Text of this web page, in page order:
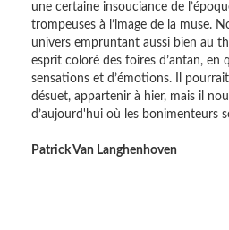
une certaine insouciance de
trompeuses à l’image de la muse.
univers empruntant aussi bien au
esprit coloré des foires d’antan, en
sensations et d’émotions. Il
désuet, appartenir à hier, mais il
d’aujourd'hui où les
Patrick Van Langhenhoven